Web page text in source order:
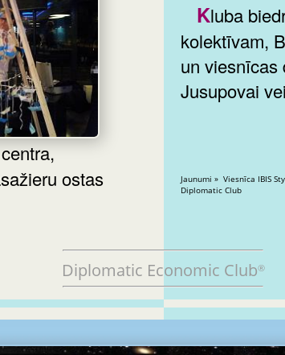
ostas
Kluba biedri novēlēja viesnīcas
kolektīvam,
un viesnīcas
Jusupovai
Jaunumi » Viesnīca IBIS Styles
Diplomatic Club
Diplomatic Economic Club®